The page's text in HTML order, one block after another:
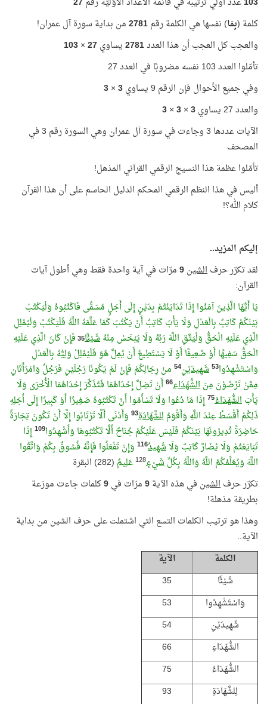
كلمة (بِمَا) نفسها هي الكلمة رقم2781من بداية سورة آل عمران!
والعجب كل العجب أن هذا العدد2781يساوي27
×
103
تأمّلوا العدد 103 نفسه مضروبًا في العدد 27
وفي جميع الأحوال فإن الرقم 9 يساوي
3
×
3
والعدد 27 يساوي
3
×
3
×
3
الآيات عددها 3 وجاءت في سورة آل عمران وهي السورة رقم 3 في
المصحف
تأمّلوا عظمة هذا النسيج الرقمي القرآني المذهل!
أليس في هذا النظم الرقمي المحكم الدليل الحاسم على أن هذا القرآن
كلام الله؟!
إليكم المزيد..
لقد تكرّر حرفالشين9مرّات في آية واحدة فقط وهي أطول آيات
القرآن:
يَا أَيُّهَا الَّذِينَ آمَنُوا إِذَا تَدَايَنْتُمْ بِدَيْنٍ إِلَى أَجَلٍ مُسَمًّى فَاكْتُبُوهُ وَلْيَكْتُبْ
بَيْنَكُمْ كَاتِبٌ بِالْعَدْلِ وَلَا يَأْبَ كَاتِبٌ أَنْ يَكْتُبَ كَمَا عَلَّمَهُ اللَّهُ فَلْيَكْتُبْ وَلْيُمْلِلِ
الَّذِي عَلَيْهِ الْحَقُّ وَلْيَتَّقِ اللَّهَ رَبَّهُ وَلَا يَبْخَسْ مِنْهُشَيْئًا35 فَإِنْ كَانَ الَّذِي عَلَيْهِ
الْحَقُّ سَفِيهًا أَوْ ضَعِيفًا أَوْ لَا يَسْتَطِيعُ أَنْ يُمِلَّ هُوَ فَلْيُمْلِلْ وَلِيُّهُ بِالْعَدْلِ
وَاسْتَشْهِدُوا53 شَهِيدَيْنِ54 منْ رِجَالِكُمْ فَإِنْ لَمْ يَكُونَا رَجُلَيْنِ فَرَجُلٌ وَامْرَأَتَانِ
مِمَّنْ تَرْضَوْنَ مِنَالشُّهَدَاءِ66 أَنْ تَضِلَّ إِحْدَاهُمَا فَتُذَكِّرَ إِحْدَاهُمَا الْأُخْرَى وَلَا
يَأْبَالشُّهَدَاءُ75 إِذَا مَا دُعُوا وَلَا تَسْأَمُوا أَنْ تَكْتُبُوهُ صَغِيرًا أَوْ كَبِيرًا إِلَى أَجَلِهِ
ذَلِكُمْ أَقْسَطُ عِنْدَ اللَّهِ وَأَقْوَمُلِلشَّهَادَةِ93 وَأَدْنَى أَلَّا تَرْتَابُوا إِلَّا أَنْ تَكُونَ تِجَارَةً
حَاضِرَةً تُدِيرُونَهَا بَيْنَكُمْ فَلَيْسَ عَلَيْكُمْ جُنَاحٌ أَلَّا تَكْتُبُوهَا وَأَشْهِدُوا109 إِذَا
تَبَايَعْتُمْ وَلَا يُضَارَّ كَاتِبٌ وَلَاشَهِيدٌ116 وَإِنْ تَفْعَلُوا فَإِنَّهُ فُسُوقٌ بِكُمْ وَاتَّقُوا
اللَّهَ وَيُعَلِّمُكُمُ اللَّهُ وَاللَّهُ بِكُلِّشَيْءٍ128 عَلِيمٌ (282) البقرة
تكرّر حرفالشين في هذه الآية9مرّات في9كلمات جاءت موزعة
بطريقة مذهلة!
وهذا هو ترتيب الكلمات التسع التي اشتملت على حرف الشين من بداية
الآية..
الكلمة
الآية
شَيْئًا
35
وَاسْتَشْهِدُوا
53
شَهِيدَيْنِ
54
الشُّهَدَاءِ
66
الشُّهَدَاءُ
75
لِلشَّهَادَةِ
93